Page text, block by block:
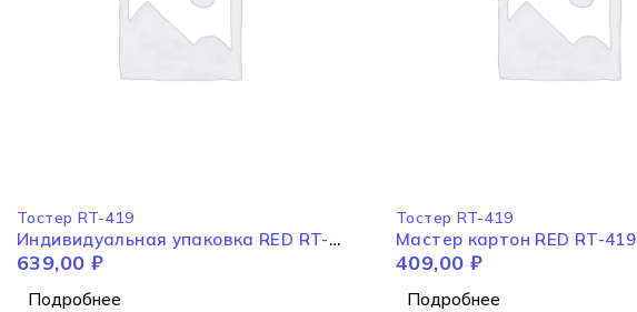
Тостер RT-419
Индивидуальная упаковка RED RT-
419
639,00 ₽
Подробнее
Тостер RT-419
Мастер картон RED RT-419
409,00 ₽
Подробнее